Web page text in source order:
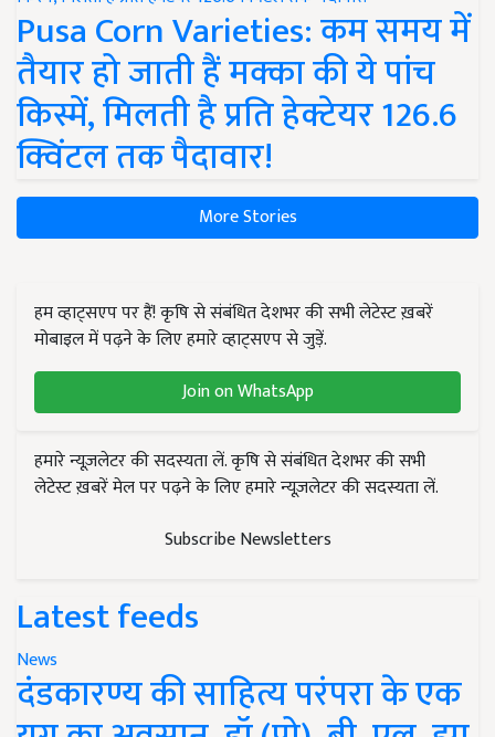
Pusa Corn Varieties: कम समय में
तैयार हो जाती हैं मक्का की ये पांच
किस्में, मिलती है प्रति हेक्टेयर 126.6
क्विंटल तक पैदावार!
More Stories
हम व्हाट्सएप पर हैं! कृषि से संबंधित देशभर की सभी लेटेस्ट ख़बरें
मोबाइल में पढ़ने के लिए हमारे व्हाट्सएप से जुड़ें.
Join on WhatsApp
हमारे न्यूज़लेटर की सदस्यता लें. कृषि से संबंधित देशभर की सभी
लेटेस्ट ख़बरें मेल पर पढ़ने के लिए हमारे न्यूज़लेटर की सदस्यता लें.
Subscribe Newsletters
Latest feeds
News
दंडकारण्य की साहित्य परंपरा के एक